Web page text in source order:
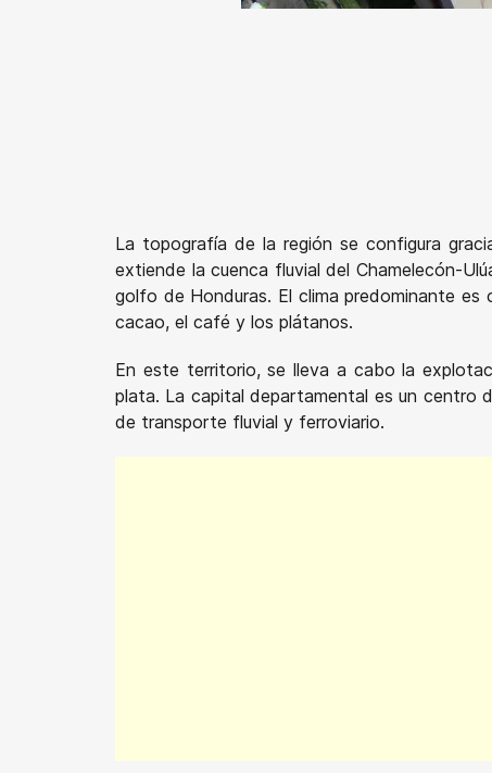
La topografía de la región se configura
extiende la cuenca fluvial del Chamelecón-
golfo de Honduras. El clima predominante
cacao, el café y los plátanos.
En este territorio, se lleva a cabo la
plata. La capital departamental es un centro
de transporte fluvial y ferroviario.